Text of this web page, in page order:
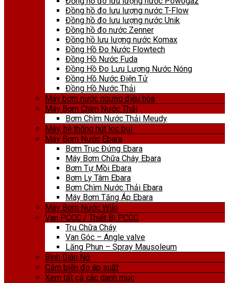
Đồng hồ đo lưu lượng nước T-Flow
Đồng hồ đo lưu lượng nước Unik
Đồng hồ đo nước Zenner
Đồng hồ lưu lượng nước Komax
Đồng Hồ Đo Nước Flowtech
Đồng Hồ Nước Fuda
Đồng Hồ Đo Lưu Lượng Nước Nóng
Đồng Hồ Nước Điện Tử
Đồng Hồ Nước Thải
Máy bơm nước ngưng điều hòa
Máy Bơm Chìm Nước Thải
Bơm Chìm Nước Thải Meudy
Máy, hệ thống hút lọc bụi
Máy Bơm Nước Ebara
Bơm Trục Đứng Ebara
Máy Bơm Chữa Cháy Ebara
Bơm Tự Mồi Ebara
Bơm Ly Tâm Ebara
Bơm Chìm Nước Thải Ebara
Máy Bơm Tăng Áp Ebara
Máy Bơm Nước Wilo
Van PCCC / Thiết Bị PCCC
Trụ Chữa Cháy
Van Góc – Angle valve
Lăng Phun – Spray Mausoleum
Bình Giãn Nở
Cảm biến đo áp suất
Xem tất cả các danh mục